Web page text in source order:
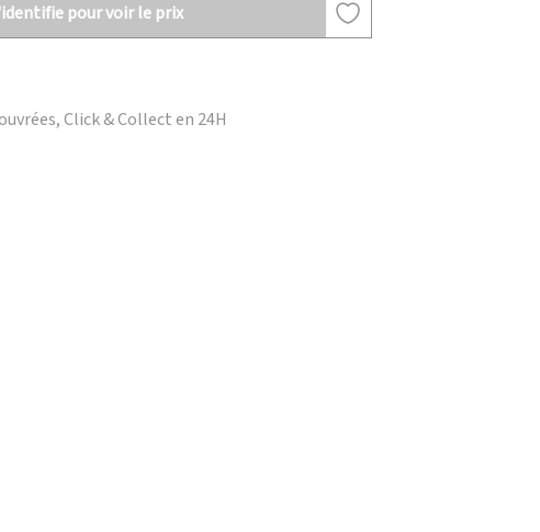
pour voir le prix
Click & Collect en 24H